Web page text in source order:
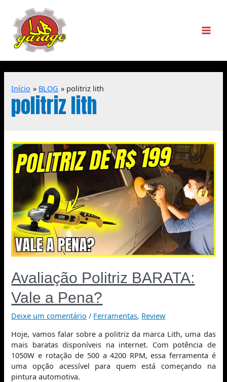
Início BLOG politriz lith
politriz lith
Avaliação Politriz BARATA:
Vale a Pena?
Deixe um comentário / Ferramentas, Review
Hoje, vamos falar sobre a politriz da marca Lith, uma das
mais baratas disponíveis na internet. Com potência de
1050W e rotação de 500 a 4200 RPM, essa ferramenta é
uma opção acessível para quem está começando na
pintura automotiva.